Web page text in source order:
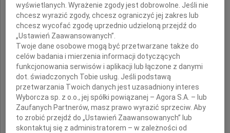
Z głębokim żalem zawiadamiamy,
zmarł nasz najdroższy, ukochany
Mąż, Tata, Dziadek i Brat
wyświetlanych. Wyrażenie zgody jest dobrowolne. Jeśli nie
chcesz wyrazić zgody, chcesz ograniczyć jej zakres lub
chcesz wycofać zgodę uprzednio udzieloną przejdź do
„Ustawień Zaawansowanych”.
Twoje dane osobowe mogą być przetwarzane także do
celów badania i mierzenia informacji dotyczących
funkcjonowania serwisów i aplikacji lub łączone z danymi
dot. świadczonych Tobie usług. Jeśli podstawą
przetwarzania Twoich danych jest uzasadniony interes
Wyborcza sp. z o.o., jej spółki powiązanej – Agora S.A. – lub
Zaufanych Partnerów, masz prawo wyrazić sprzeciw. Aby
to zrobić przejdź do „Ustawień Zaawansowanych” lub
skontaktuj się z administratorem – w zależności od